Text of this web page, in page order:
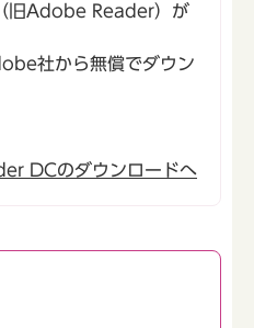
旧Adobe Reader）が
社から無償でダウン
DCのダウンロードへ